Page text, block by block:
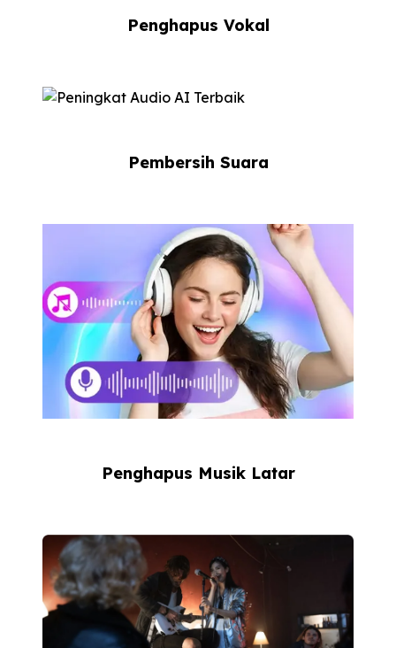
Penghapus Vokal
Pembersih Suara
Penghapus Musik Latar